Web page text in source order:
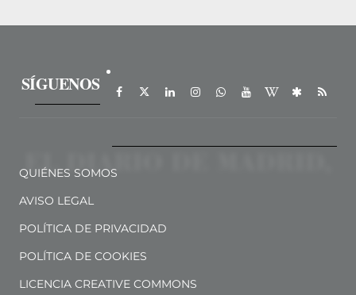
SÍGUENOS
QUIÉNES SOMOS
AVISO LEGAL
POLÍTICA DE PRIVACIDAD
POLÍTICA DE COOKIES
LICENCIA CREATIVE COMMONS